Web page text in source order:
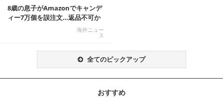
8歳の息子がAmazonでキャンデ
ィー7万個を誤注文…返品不可か
海外ニュー
ス
全てのピックアップ
おすすめ